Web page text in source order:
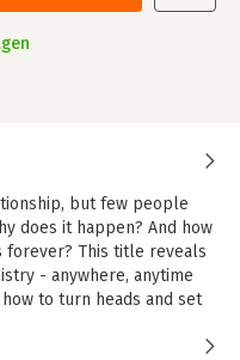
but few people
does it happen? And how
forever? This title reveals
- anywhere, anytime
to turn heads and set